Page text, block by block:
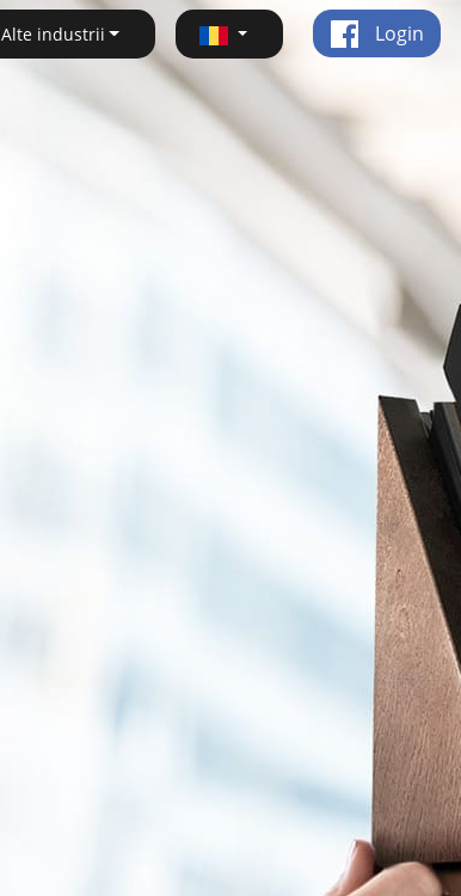
Alte industrii Login